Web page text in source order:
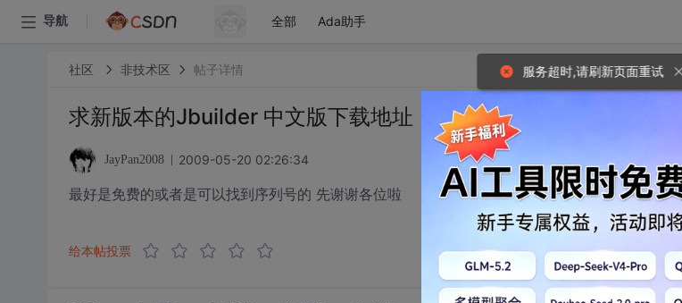
导航 全部 Ada助手
社区 非技术区 帖子详情
求新版本的Jbuilder 中文版下载地址
JayPan2008 2009-05-20 02:26:34
最好是免费的或者是可以找到序列号的 先谢谢各位啦
给本帖投票
服务超时,请刷新页面重试